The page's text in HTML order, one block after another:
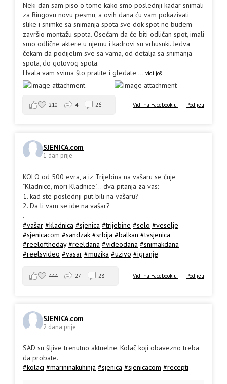
Neki dan sam piso o tome kako smo poslednji kadar snimali
za Ringovu novu pesmu, a ovih dana ću vam pokazivati
slike i snimke sa snimanja spota sve dok spot ne budem
završio montažu spota. Osećam da će biti odličan spot, imali
smo odlične aktere u njemu i kadrovi su vrhusnki. Jedva
čekam da podijelim sve sa vama, od detalja sa snimanja
spota, do gotovog spota.
Hvala vam svima što pratite i gledate ... vidi još
Vidi na Facebook-u · Podijeli
210 4 26
SJENICA.com
1 dan prije
KOLO od 500 evra, a iz Trijebina na vašaru se čuje
"Kladnice, mori Kladnice"... dva pitanja za vas:
1. kad ste poslednji put bili na vašaru?
2. Da li vam se ide na vašar?
.
#vašar #kladnica #sjenica #trijebine #selo #veselje
#sjenicacom #sandzak #srbija #balkan #tvsjenica
#reeloftheday #reeldana #videodana #snimakdana
#reelsvideo #vasar #muzika #uzivo #igranje
Vidi na Facebook-u · Podijeli
444 27 28
SJENICA.com
2 dana prije
SAD su šljive trenutno aktuelne. Kolač koji obavezno treba
da probate.
#kolaci #marininakuhinja #sjenica #sjenicacom #recepti